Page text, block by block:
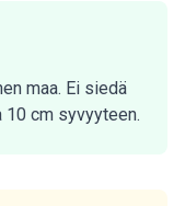
maa. Ei siedä
10 cm syvyyteen.